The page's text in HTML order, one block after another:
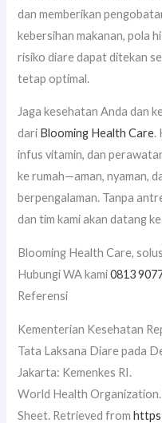
dan memberikan
kebersihan makanan, pola
risiko diare dapat ditekan
tetap optimal.
Jaga kesehatan Anda dan
dari Blooming Health Care.
infus vitamin, dan
ke rumah—aman, nyaman,
berpengalaman. Tanpa
dan tim kami akan datang
Blooming Health Care,
Hubungi WA kami0813
Referensi
Kementerian Kesehatan
Tata Laksana Diare pada
Jakarta: Kemenkes RI.
World Health
Sheet. Retrieved from